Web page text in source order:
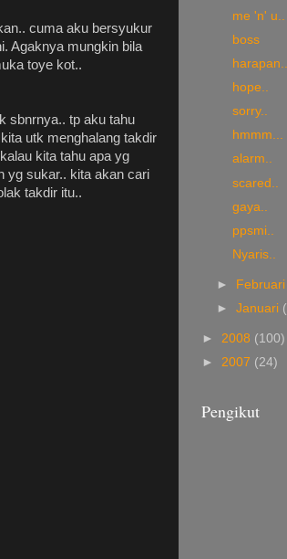
cuma aku bersyukur
Agaknya mungkin bila
toye kot..
sbnrnya.. tp aku tahu
utk menghalang takdir
kita tahu apa yg
yg sukar.. kita akan cari
takdir itu..
me 'n' u..
boss
hope..
sorry..
hmmm...
alarm..
scared..
gaya..
ppsmi..
Nyaris..
► Februari
►Januari
► 2008 (100)
► 2007 (24)
Pengikut